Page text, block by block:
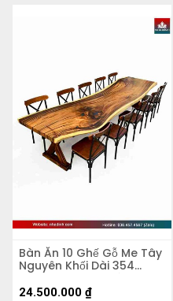
Bàn Ăn 10 Ghế Gỗ Me Tây
Nguyên Khối Dài 354
Cao 75 (cm)
24.500.000 ₫